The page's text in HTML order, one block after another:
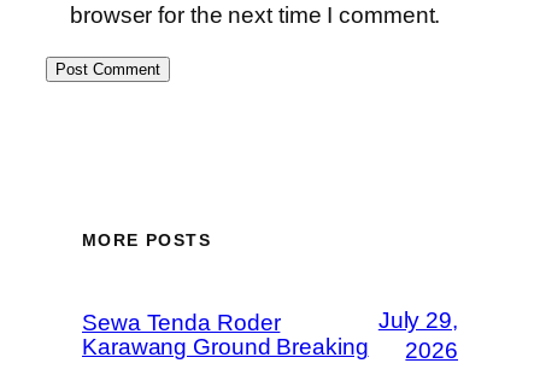
browser for the next time I comment.
MORE POSTS
Sewa Tenda Roder
Karawang Ground Breaking
July 29,
2026